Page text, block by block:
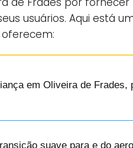
usuários. Aqui está
oferecem:
em Oliveira de Frades,
suave para e do